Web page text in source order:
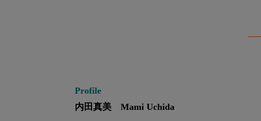
Profile
内田真美 Mami Uchida